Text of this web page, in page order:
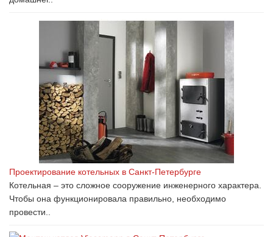
Проектирование котельных в Санкт-Петербурге
Котельная – это сложное сооружение инженерного характера.
Чтобы она функционировала правильно, необходимо
провести..